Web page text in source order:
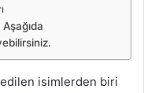
isimlerden biri